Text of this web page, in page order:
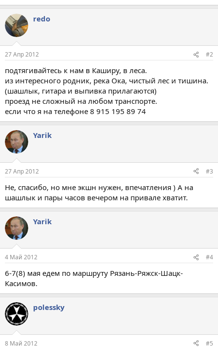
redo
27 Апр 2012 #2
подтягивайтесь к нам в Каширу, в леса.
из интересного родник, река Ока, чистый лес и тишина.
(шашлык, гитара и выпивка прилагаются)
проезд не сложный на любом транспорте.
если что я на телефоне 8 915 195 89 74
Yarik
27 Апр 2012 #3
Не, спасибо, но мне экшн нужен, впечатления ) А на
шашлык и пары часов вечером на привале хватит.
Yarik
4 Май 2012 #4
6-7(8) мая едем по маршруту Рязань-Ряжск-Шацк-
Касимов.
polessky
8 Май 2012 #5